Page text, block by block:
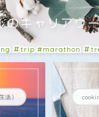
のキャリアウ
＃trip #marathon ＃
活）